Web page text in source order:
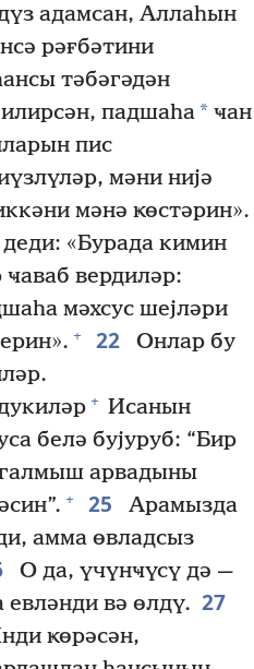
адамсан, Аллаһын
рәғбәтини
тәбәгәдән
падшаһа*ҹан
пис
мәни нијә
мәнә ҝөстәрин».
«Бурада кимин
вердиләр:
мәхсус шејләри
+ 22
Онлар бу
+ Исанын
белә бујуруб: “Бир
арвадыны
+ 25
Арамызда
амма өвладсыз
О да, үчүнҹүсү дә —
вә өлдү. 27
ҝөрәсән,